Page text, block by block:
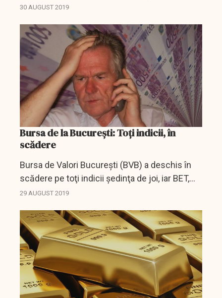
vineri, iar BET, care arată evoluţia celor mai
0,1%,...
30 AUGUST 2019
Bursa de la București: Toți indicii, în
scădere
Bursa de Valori Bucureşti (BVB) a deschis în
scădere pe toţi indicii şedinţa de joi, iar BET,
care arată evoluţia celor mai lichide 16
29 AUGUST 2019